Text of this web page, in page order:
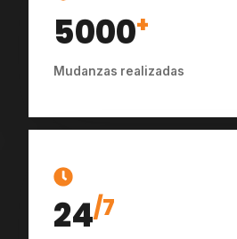
5000+
Mudanzas realizadas
24/7